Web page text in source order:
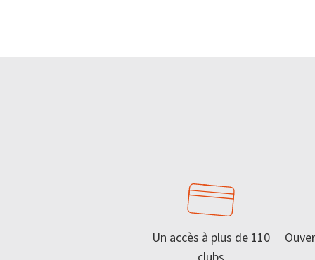
S’ABONNER
FORMULE
Un accès à plus de 110